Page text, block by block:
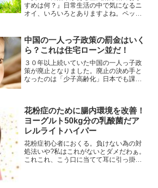
すめは何？』日常生活の中で気になるニ
オイ、いろいろとありますよね。ペット
なイヤなニオイがすることも。スーパー
やホームセンターなどで数...
中国の一人っ子政策の罰金はいく
ら？これは住宅ローン並だ！
３０年以上続いていた中国の一人っ子政
策が廃止となりました。廃止の決め手と
なったのは「少子高齢化」日本でも課題
れるんでしょう？そもそも...
花粉症のために腸内環境を改善！
ヨーグルト50kg分の乳酸菌だア
レルライトハイパー
花粉症初心者におくる。負けない為の対
処法いや?私はこれがないとダメだわぁ。
これこれ、こう口に当てて耳に引っ掛け